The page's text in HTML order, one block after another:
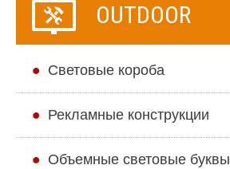
OUTDOOR
Cветовые короба
Рекламные конструкции
Объемные световые буквы